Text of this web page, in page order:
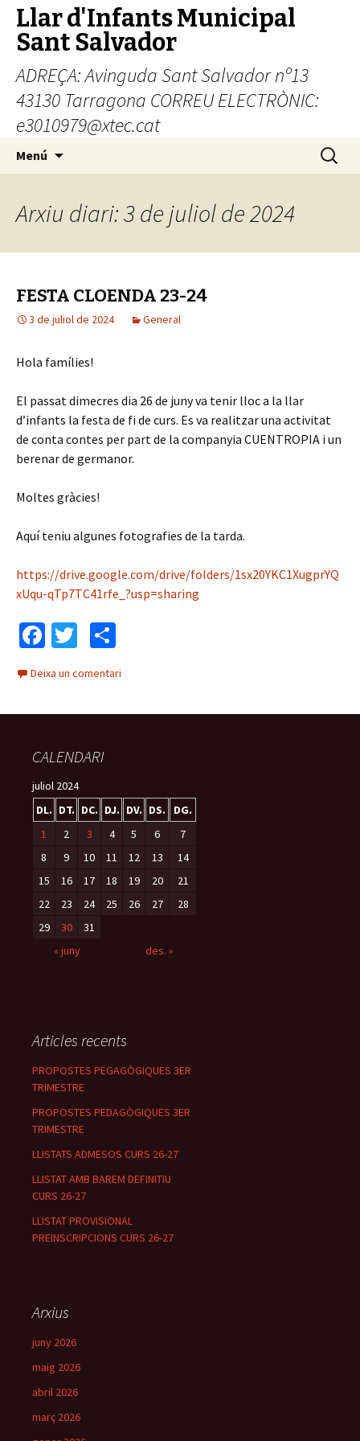
Llar d'Infants Municipal
Sant Salvador
ADREÇA: Avinguda Sant Salvador nº13
43130 Tarragona CORREU ELECTRÒNIC:
e3010979@xtec.cat
Menú Cerca:
Arxiu diari: 3 de juliol de 2024
FESTA CLOENDA 23-24
3 de juliol de 2024 General
Hola famílies!
El passat dimecres dia 26 de juny va tenir lloc a la llar
d’infants la festa de fi de curs. Es va realitzar una activitat
de conta contes per part de la companyia CUENTROPIA i un
berenar de germanor.
Moltes gràcies!
Aquí teniu algunes fotografies de la tarda.
https://drive.google.com/drive/folders/1sx20YKC1XugprYQ
xUqu-qTp7TC41rfe_?usp=sharing
Fa
b
o
k
T
tt
er
o
m
p
ix
Deixa un comentari
CALENDARI
juliol 2024
DL. DT. DC. DJ. DV. DS. DG.
« juny des. »
1 2 3 4 5 6
7
8
9 10 11 12 13
14
15
16 17 18 19 20
21
22
23 24 25 26 27
28
29
30 31
Articles recents
PROPOSTES PEGAGÒGIQUES 3ER
TRIMESTRE
PROPOSTES PEDAGÒGIQUES 3ER
TRIMESTRE
LLISTATS ADMESOS CURS 26-27
LLISTAT AMB BAREM DEFINITIU
CURS 26-27
LLISTAT PROVISIONAL
PREINSCRIPCIONS CURS 26-27
Arxius
juny 2026
maig 2026
abril 2026
març 2026